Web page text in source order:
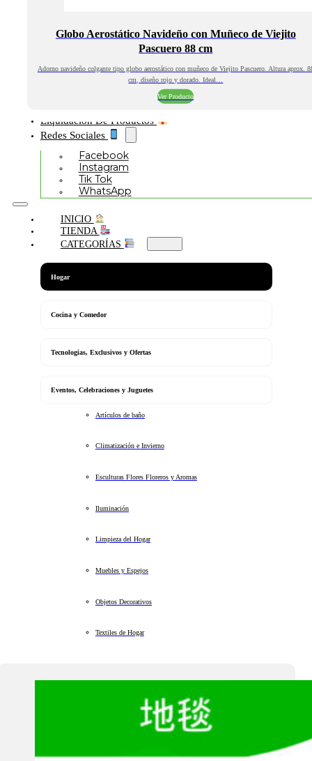
Globo Aerostático Navideño con Muñeco de Viejito
Pascuero 88 cm
Adorno navideño colgante tipo globo aerostático con muñeco de Viejito Pascuero. Altura aprox.
cm, diseño rojo y dorado. Ideal…
Ver Producto
Liquidación De Productos
Redes Sociales
Facebook
Instagram
Tik Tok
WhatsApp
INICIO
TIENDA
CATEGORÍAS
Hogar
Cocina y Comedor
Tecnologias, Exclusivos y Ofertas
Eventos, Celebraciones y Juguetes
Artículos de baño
Climatización e Invierno
Esculturas Flores Floreros y Aromas
Iluminación
Limpieza del Hogar
Muebles y Espejos
Objetos Decorativos
Textiles de Hogar